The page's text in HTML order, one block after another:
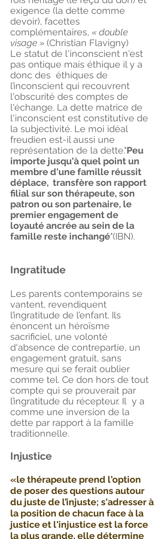
exigence (la dette comme
devoir), facettes
complémentaires, « double
visage » (Christian Flavigny)
Le statut de l'inconscient n'est
pas ontique mais éthique il y a
donc des éthiques de
l’inconscient qui recouvrent
l'obscurité des comptes de
l'échange. La dette matrice de
l'inconscient est constitutive de
la subjectivité. Le moi idéal
freudien est-il aussi une
représentation de la dette."Peu
importe jusqu'à quel point un
membre d'une famille réussit
déplace, transfèreson rapport
filial sur son thérapeute, son
patron ou son partenaire, le
premier engagement de
loyauté ancrée au sein de la
famille reste inchangé"(IBN).
Ingratitude
Les parents contemporains se
vantent, revendiquent
l’ingratitude de l’enfant. Ils
énoncent un héroïsme
sacrificiel, une volonté
d'absence de contrepartie, un
engagement gratuit, sans
mesure qui se ferait oublier
comme tel. Ce don hors de tout
compte qui se prouverait par
l’ingratitude du récepteur. Il y a
comme une inversion de la
dette par rapport à la famille
traditionnelle.
Injustice
«le thérapeute prend l'option
de poser des questions autour
du juste de l’injuste; s'adresser à
la position de chacun face à la
justice et l'injustice est la force
la plus grande, elle détermine